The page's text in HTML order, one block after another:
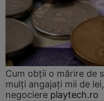
Cum obții o mărire de
mulți angajați mii de
negociere playtech.ro